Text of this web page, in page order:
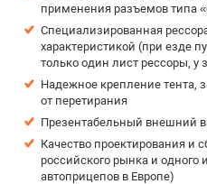
применения разъемов типа
Специализированная
характеристикой (при езде
только один лист рессоры, у
Надежное крепление тента,
от перетирания
Презентабельный внешний
Качество проектирования и
российского рынка и
автоприцепов в Европе)